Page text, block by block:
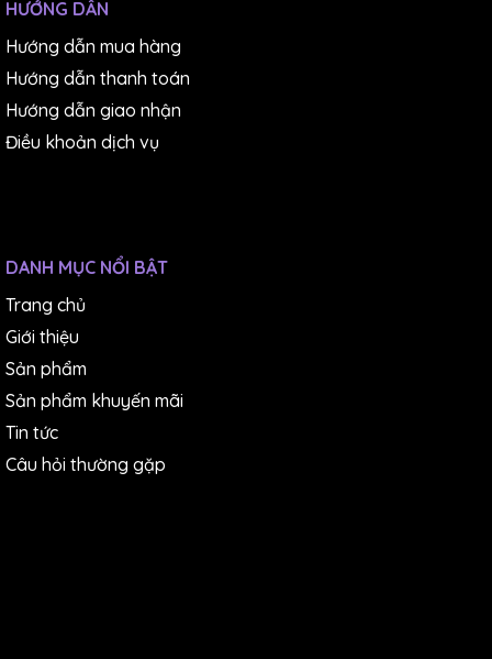
HƯỚNG DẪN
Hướng dẫn mua hàng
Hướng dẫn thanh toán
Hướng dẫn giao nhận
Điều khoản dịch vụ
DANH MỤC NỔI BẬT
Trang chủ
Giới thiệu
Sản phẩm
Sản phẩm khuyến mãi
Tin tức
Câu hỏi thường gặp